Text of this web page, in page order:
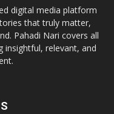
digital media platform
that truly matter,
Pahadi Nari covers all
relevant, and